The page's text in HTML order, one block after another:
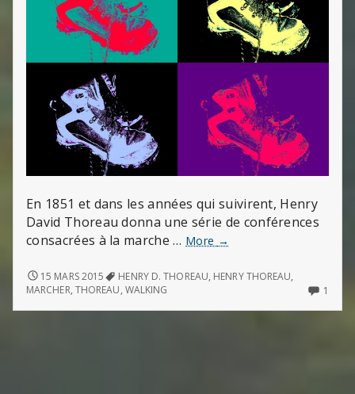
En 1851 et dans les années qui suivirent, Henry
David Thoreau donna une série de conférences
consacrées à la marche … More Marcher
Henry
→
MARCHER
(DE
D.
15 MARS 2015 HENRY D. THOREAU, HENRY THOREAU,
MARCHER, THOREAU, WALKING 1